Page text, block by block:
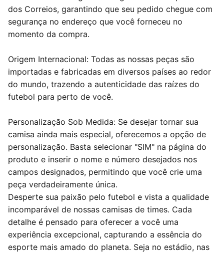
dos Correios, garantindo que seu pedido chegue com
segurança no endereço que você forneceu no
momento da compra.
Origem Internacional: Todas as nossas peças são
importadas e fabricadas em diversos países ao redor
do mundo, trazendo a autenticidade das raízes do
futebol para perto de você.
Personalização Sob Medida: Se desejar tornar sua
camisa ainda mais especial, oferecemos a opção de
personalização. Basta selecionar "SIM" na página do
produto e inserir o nome e número desejados nos
campos designados, permitindo que você crie uma
peça verdadeiramente única.
Desperte sua paixão pelo futebol e vista a qualidade
incomparável de nossas camisas de times. Cada
detalhe é pensado para oferecer a você uma
experiência excepcional, capturando a essência do
esporte mais amado do planeta. Seja no estádio, nas